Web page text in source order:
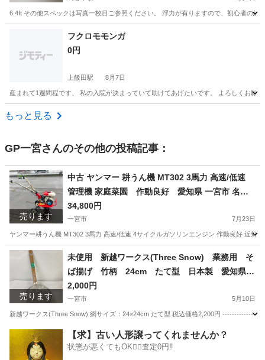
6.4ft その他スペックは写真一枚目ご参照ください。 浮力が有りますので、初心者の
刈谷市駅 その他
フクロモモンガ
0円
上飯田駅 8月7日
産まれて1週間程です、 私の入院が決まっていて助けてあげたいです。 よろしくお願
愛知 名古屋市
もっと見る
GP一宮さんのその他の投稿記事：
売ります
中古 ヤンマー 耕うん機 MT302 3馬力 高速/低速
管理機 家庭菜園 作動良好 愛知県 一宮市 名古
屋 稲沢 江南 岩倉 岐阜 羽島 各務ヶ原 三重 愛知 グ
ッドプライス一宮
34,800円
一宮市 7月23日
ヤンマー耕うん機 MT302 3馬力 高速/低速 4サイクルガソリンエンジン 作動良好 近
愛知 一宮市 その他 耕うん機
売ります
未使用 新越ワークス(Three Snow) 業務用 そ
ば揚げ 竹柄 24cm たて型 日本製 愛知県
一宮市 名古屋 稲沢 江南 岩倉 岐阜 羽島 各務ヶ原
三重 愛知 グッドプライス一宮
2,000円
一宮市 5月10日
新越ワークス(Three Snow) 網サイズ：24×24cm たて型 税込価格2,200円
調理器具 ワークス
【求】古い人形譲ってくれませんか？
状態が悪くてもOK🙆‍♀️査定0円‼️